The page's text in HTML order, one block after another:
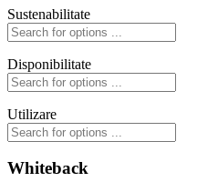
Sustenabilitate
Disponibilitate
Utilizare
Whiteback